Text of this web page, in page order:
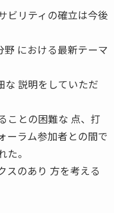
ビリティの確立は今後
における最新テーマ
な 説明をしていただ
ことの困難な 点、打
ーラム参加者との間で
。
スのあり 方を考える